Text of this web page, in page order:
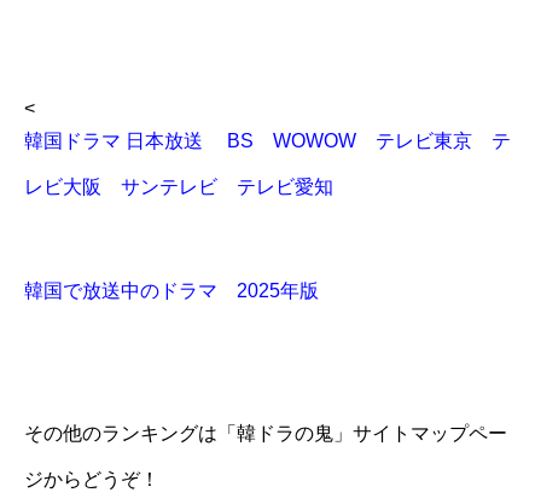
<
韓国ドラマ 日本放送 BS WOWOW テレビ東京 テ
レビ大阪 サンテレビ テレビ愛知
韓国で放送中のドラマ 2025年版
その他のランキングは「韓ドラの鬼」サイトマップペー
ジからどうぞ！